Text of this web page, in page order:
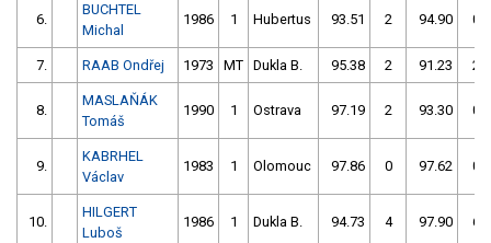
6.
BUCHTEL
Michal
1986 1 Hubertus 93.51 2 94.90 0
7. RAAB Ondřej 1973 MT Dukla B. 95.38 2 91.23 2
8.
MASLAŇÁK
Tomáš
1990 1 Ostrava 97.19 2 93.30 0
9.
KABRHEL
Václav
1983 1 Olomouc 97.86 0 97.62 0
10.
HILGERT
Luboš
1986 1 Dukla B. 94.73 4 97.90 6